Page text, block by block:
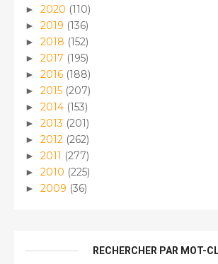
► 2020 (110)
► 2019 (136)
► 2018 (152)
► 2017 (195)
► 2016 (188)
► 2015 (207)
► 2014 (153)
► 2013 (201)
► 2012 (262)
► 2011 (277)
► 2010 (225)
► 2009 (36)
RECHERCHER PAR MOT-